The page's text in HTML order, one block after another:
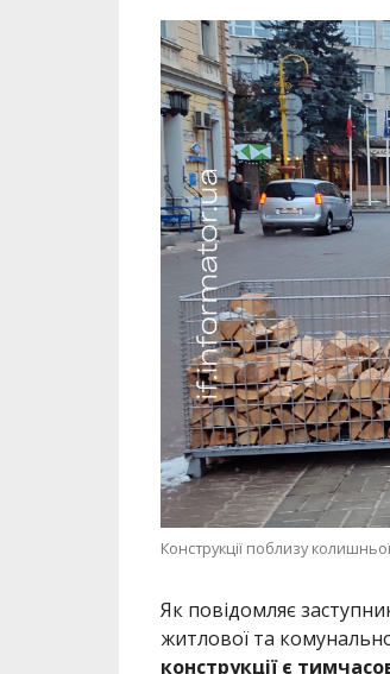
Конструкції поблизу
Як повідомляє
житлової та
конструкції є